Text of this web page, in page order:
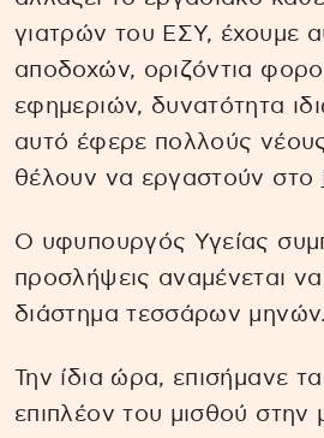
γιατρών του ΕΣΥ, έχουμε
αποδοχών, οριζόντια
εφημεριών, δυνατότητα
αυτό έφερε πολλούς
θέλουν να εργαστούν στο
Ο υφυπουργός Υγείας
προσλήψεις αναμένεται
διάστημα τεσσάρων μηνών.
Την ίδια ώρα, επισήμανε
επιπλέον του μισθού στην